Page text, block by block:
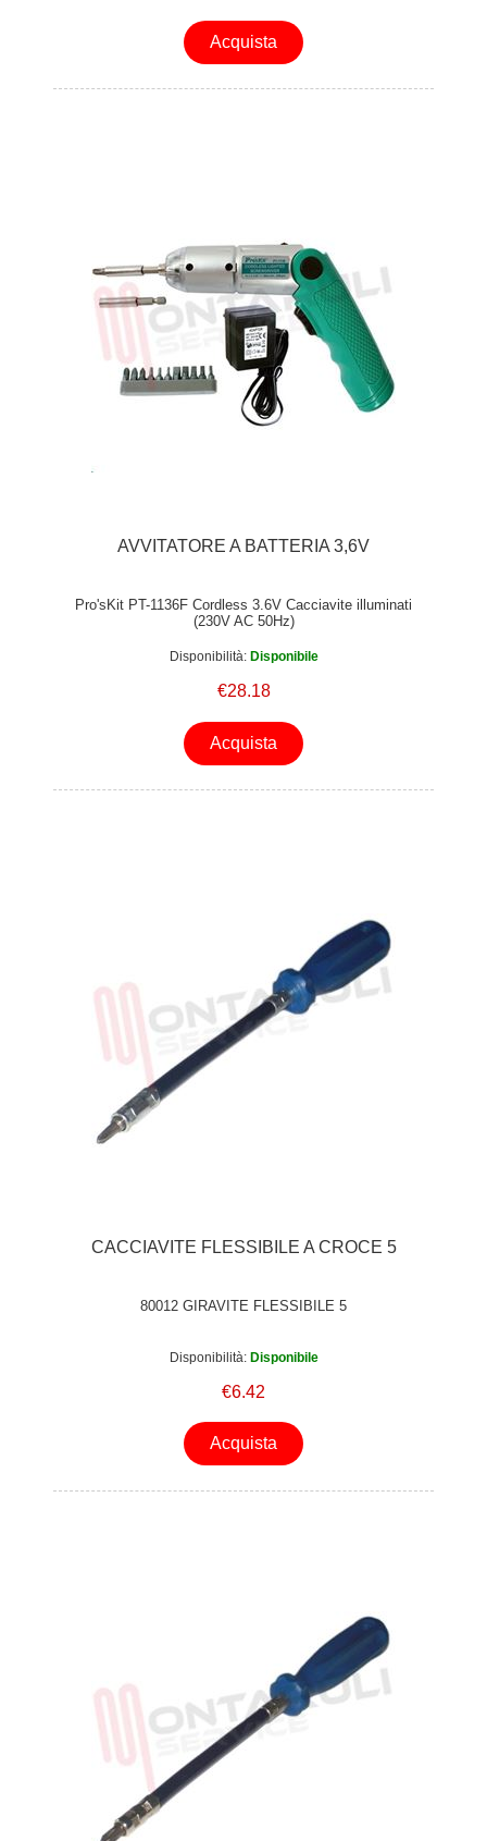
Acquista
AVVITATORE A BATTERIA 3,6V
Pro'sKit PT-1136F Cordless 3.6V Cacciavite illuminati
(230V AC 50Hz)
Disponibilità: Disponibile
€28.18
Acquista
CACCIAVITE FLESSIBILE A CROCE 5
80012 GIRAVITE FLESSIBILE 5
Disponibilità: Disponibile
€6.42
Acquista